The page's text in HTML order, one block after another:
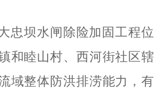
忠坝水闸除险加固工程位
和睦山村、西河街社区辖
域整体防洪排涝能力，有